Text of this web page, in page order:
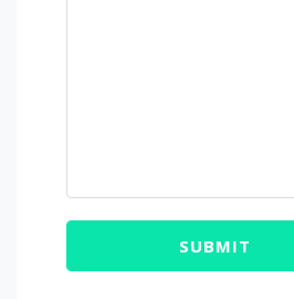
SUBMIT